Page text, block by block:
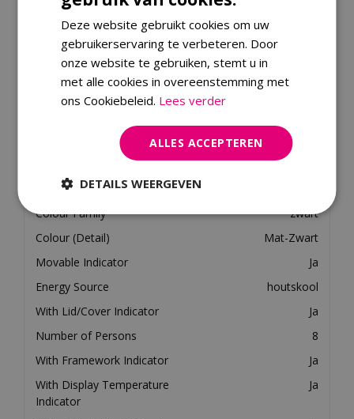
barbecue-ervaring. Met alles wat je nodig hebt binnen
handbereik, staat niets je meer in de weg om te
genieten van heerlijk gegrild voedsel en gezellige
momenten met je dierbaren.
Specificaties
8720365856143
The Bastard
Material
Colour Family
zwart
Colour (Detail)
Mat-Zwart
Movable Indicator
Ja
Energy Source
houtskool
With Lid/Cover Indicator
Ja
Number of Persons
8
With Framework Indicator
Ja
With Display Temperature
Indicator
Ja
Deze website gebruikt cookies om uw
gebruikerservaring te verbeteren. Door
onze website te gebruiken, stemt u in
met alle cookies in overeenstemming met
ons Cookiebeleid. Lees verder
ALLES ACCEPTEREN
DETAILS WEERGEVEN